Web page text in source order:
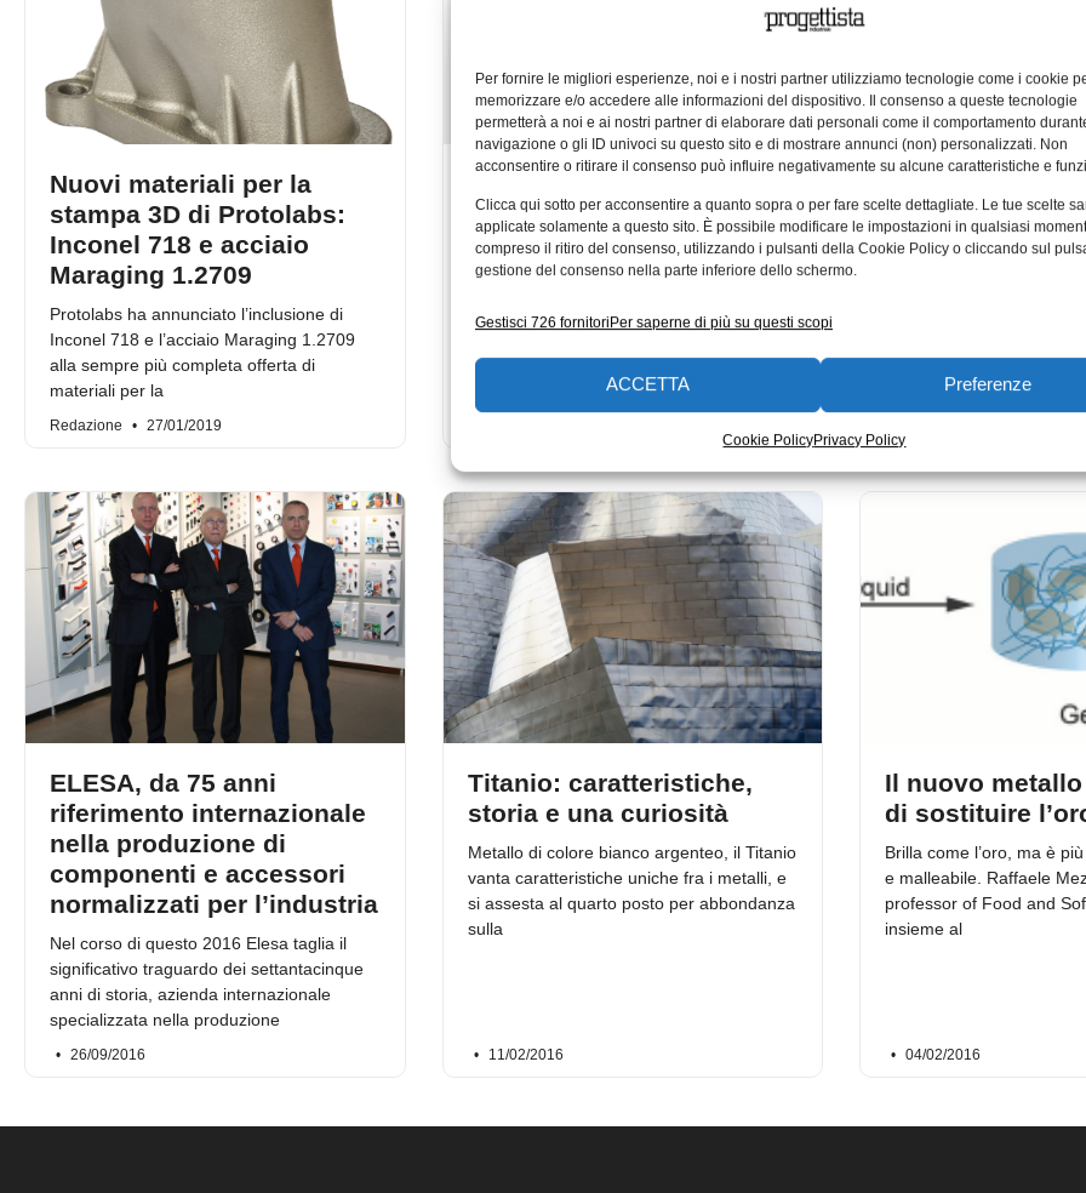
Per fornire le migliori esperienze, noi e i nostri partner utilizziamo tecnologie come i cookie
memorizzare e/o accedere alle informazioni del dispositivo. Il consenso a queste tecnologie
permetterà a noi e ai nostri partner di elaborare dati personali come il comportamento
navigazione o gli ID univoci su questo sito e di mostrare annunci (non) personalizzati. Non
acconsentire o ritirare il consenso può influire negativamente su alcune caratteristiche e
Clicca qui sotto per acconsentire a quanto sopra o per fare scelte dettagliate. Le tue scelte
applicate solamente a questo sito. È possibile modificare le impostazioni in qualsiasi
compreso il ritiro del consenso, utilizzando i pulsanti della Cookie Policy o cliccando sul
gestione del consenso nella parte inferiore dello schermo.
Gestisci 726 fornitoriPer saperne di più su questi scopi
ACCETTA Preferenze
Cookie PolicyPrivacy Policy
Nuovi materiali per la
stampa 3D di Protolabs:
Inconel 718 e acciaio
Maraging 1.2709
Protolabs ha annunciato l’inclusione di
Inconel 718 e l’acciaio Maraging 1.2709
alla sempre più completa offerta di
materiali per la
Redazione 27/01/2019
contribuisce al progresso
della stampa 3D
industriale
EOS e la start-up tedesca Additive Works
miglioramento dei processi di Additive
Manufacturing (AM)
La plastica
nei test di
Per sollecitazioni dei
particolarmente elevate,
settore agricolo o delle
ELESA, da 75 anni
riferimento internazionale
nella produzione di
componenti e accessori
normalizzati per l’industria
Nel corso di questo 2016 Elesa taglia il
significativo traguardo dei settantacinque
anni di storia, azienda internazionale
specializzata nella produzione
26/09/2016
Titanio: caratteristiche,
storia e una curiosità
Metallo di colore bianco argenteo, il Titanio
vanta caratteristiche uniche fra i metalli, e
si assesta al quarto posto per abbondanza
sulla
11/02/2016
Il nuovo
di sostituire
Brilla come l’oro, ma è
e malleabile. Raffaele
professor of Food and
insieme al
04/02/2016